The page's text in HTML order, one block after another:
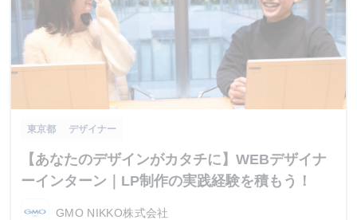
東京都 デザイナー
【あなたのデザインがカタチに】WEBデザイナ
ーインターン｜LP制作の実践経験を積もう！
GMO NIKKO株式会社